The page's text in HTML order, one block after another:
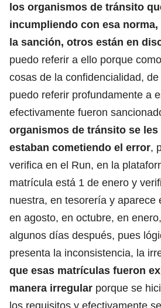
los organismos de tránsito
incumpliendo con esa
la sanción, otros están en
puedo referir a ello porque
cosas de la confidencialidad,
puedo referir profundamente a
efectivamente fueron
organismos de tránsito se
estaban cometiendo el error,
verifica en el Run, en la
matrícula está 1 de enero y
nuestra, en tesorería y aparece
en agosto, en octubre, en
algunos días después, pues
presenta la inconsistencia, la
que esas matrículas fueron
manera irregular porque se
los requisitos y efectivamente